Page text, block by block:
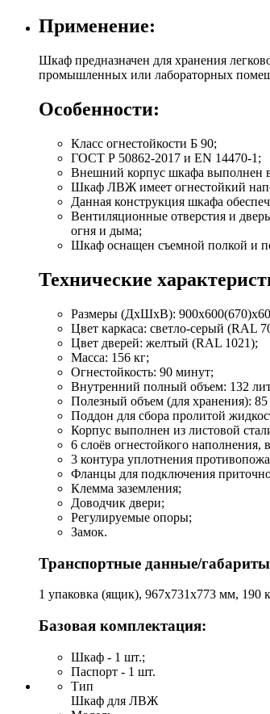
Применение:
Шкаф предназначен для хранения
промышленных или лабораторных
Особенности:
Класс огнестойкости Б 90;
ГОСТ Р 50862-2017 и EN 14470-1;
Внешний корпус шкафа выполнен
Шкаф ЛВЖ имеет огнестойкий
Данная конструкция шкафа
Вентиляционные отверстия и
огня и дыма;
Шкаф оснащен съемной полкой и
Технические
Размеры (ДхШхВ):
Цвет каркаса: светло-серый (RAL
Цвет дверей: желтый (RAL 1021);
Масса: 156 кг;
Огнестойкость: 90 минут;
Внутренний полный объем: 132
Полезный объем (для хранения): 85
Поддон для сбора пролитой
Корпус выполнен из листовой
6 слоёв огнестойкого наполнения,
3 контура уплотнения
Фланцы для подключения
Клемма заземления;
Доводчик двери;
Регулируемые опоры;
Замок.
Транспортные данные/
1 упаковка (ящик), 967х731х773 мм, 190
Базовая комплектация:
Шкаф - 1 шт.;
Паспорт - 1 шт.
Тип
Шкаф для ЛВЖ